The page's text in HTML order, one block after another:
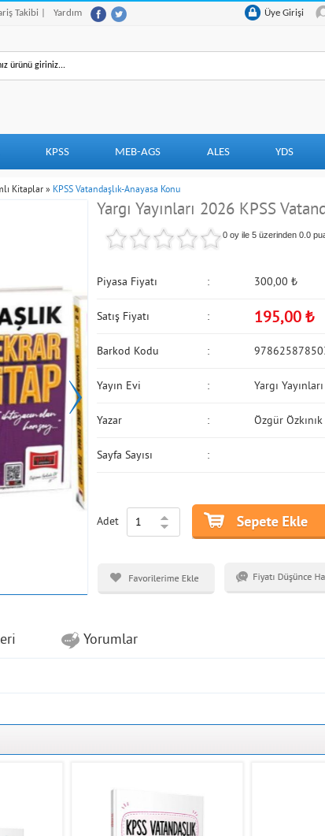
Takibi | Yardım Üye Girişi
KPSS MEB-AGS ALES YDS
Kitaplar » KPSS Vatandaşlık-Anayasa Konu
Yargı Yayınları 2026 KPSS
0 oy ile 5 üzerinden 0.0
Piyasa Fiyatı 300,00 ₺
Satış Fiyatı 195,00 ₺
Barkod Kodu
Yayın Evi Yargı Yayınları
Yazar Özgür Özkınık
Sayfa Sayısı
Adet
Yorumlar